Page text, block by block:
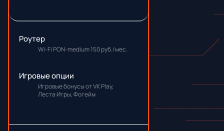
Роутер
Wi-Fi PON-medium 150 руб./мес.
Игровые опции
Игровые бонусы от VK Play,
Леста Игры, Фогейм